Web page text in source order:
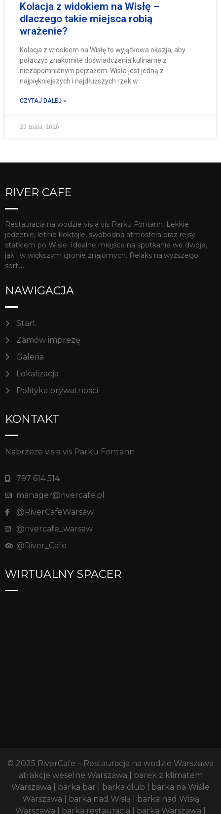
Kolacja z widokiem na Wisłę –
dlaczego takie miejsca robią
wrażenie?
Kolacja z widokiem na Wisłę to wyjątkowa okazja, aby
połączyć znakomite doświadczenia kulinarne z
niezapomnianym pejzażem. Wisła jest jedną z
najpiękniejszych i najdłuższych rzek w
CZYTAJ DALEJ »
20 maja, 2026
RIVER CAFE
Restauracja na wodzie vis a vis Parku Fontann. Lekkie
jedzenie, letnie koktajle, swobodna atmosfera oraz rejsy
statkiem po Wiśle. Idealne miejsce na spotkanie we dwoje,
jak i w większym gronie znajomych. Relaks najwyższego
sortu.
NAWIGACJA
Start
Zamów imprezę
Galeria
Lokalizacja
Polityka prywatności
KONTAKT
Nabrzeże vis a vis Parku Fontann
797 614 514
manager@rivercafe.pl
@RiverCafeWarsaw
@rivercafe_warsaw
@River_Cafe
WIRTUALNY SPACER
© 2025 RiverCafe – Restauracja na wodzie Warszawa
atrakcje weselne Warszawa | barek z klimatem
Warszawa | barka bar | barka club | barka na Wiśle
Warszawa | barka nad Wisłą | barka nad Wisłą
Warszawa | barka restauracja | barka Warszawa |